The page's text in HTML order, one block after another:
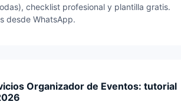
checklist profesional y plantilla gratis.
desde WhatsApp.
Organizador de Eventos: tutorial